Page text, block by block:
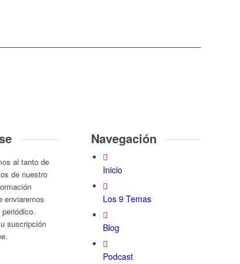
al tanto de
de nuestro
enviaremos
suscripción
Navegación
Inicio
Los 9 Temas
Blog
Podcast